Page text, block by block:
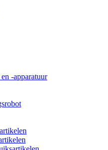
-apparatuur